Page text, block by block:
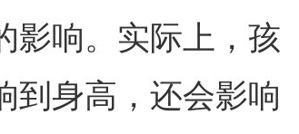
影响。实际上，孩
到身高，还会影响